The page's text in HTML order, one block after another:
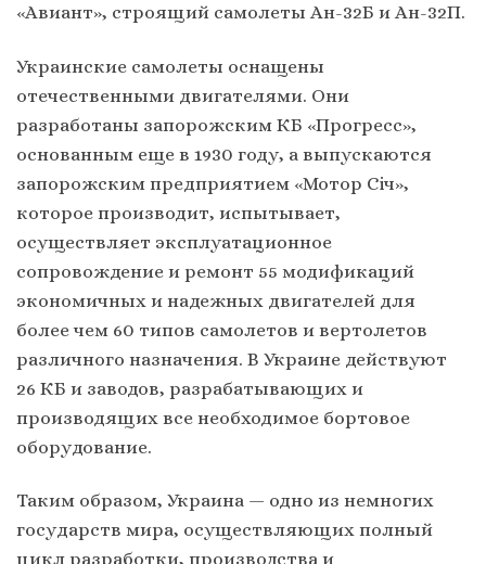
«Авиант», строящий самолеты Ан-32Б и Ан-32П.
Украинские самолеты оснащены
отечественными двигателями. Они
разработаны запорожским КБ «Прогресс»,
основанным еще в 1930 году, а выпускаются
запорожским предприятием «Мотор Січ»,
которое производит, испытывает,
осуществляет эксплуатационное
сопровождение и ремонт 55 модификаций
экономичных и надежных двигателей для
более чем 60 типов самолетов и вертолетов
различного назначения. В Украине действуют
26 КБ и заводов, разрабатывающих и
производящих все необходимое бортовое
оборудование.
Таким образом, Украина — одно из немногих
государств мира, осуществляющих полный
цикл разработки, производства и